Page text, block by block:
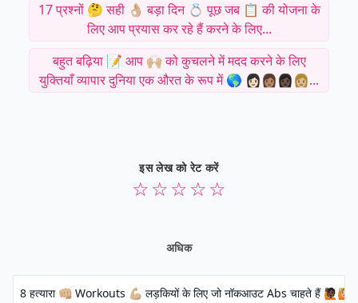
17 प्रश्नों 🤔 सही 👌🏼 बड़ा दिन 💍 पूछ जब 📋 की योजना के
लिए आप प्रयास कर रहे हैं करने के लिए...
बहुत बढ़िया 📝 आप 🙌🏼 को कुचलने में मदद करने के लिए
युक्तियाँ व्यापार दुनिया एक औरत के रूप में 🌎 👩🏻👩🏽👩🏿👩🏼...
इस लेख को रेट करें
☆
☆
☆
☆
☆
अधिक
8 हत्यारा 👊🏼 Workouts 💪🏼 लड़कियों के लिए जो नॉकआउट Abs चाहते हैं